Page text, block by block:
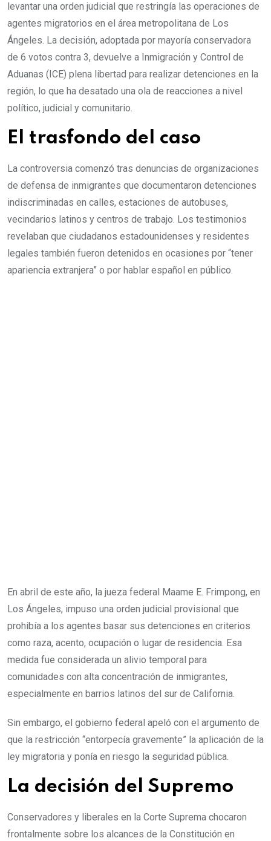
levantar una orden judicial que restringía las operaciones de
agentes migratorios en el área metropolitana de Los
Ángeles. La decisión, adoptada por mayoría conservadora
de 6 votos contra 3, devuelve a Inmigración y Control de
Aduanas (ICE) plena libertad para realizar detenciones en la
región, lo que ha desatado una ola de reacciones a nivel
político, judicial y comunitario.
El trasfondo del caso
La controversia comenzó tras denuncias de organizaciones
de defensa de inmigrantes que documentaron detenciones
indiscriminadas en calles, estaciones de autobuses,
vecindarios latinos y centros de trabajo. Los testimonios
revelaban que ciudadanos estadounidenses y residentes
legales también fueron detenidos en ocasiones por “tener
apariencia extranjera” o por hablar español en público.
En abril de este año, la jueza federal Maame E. Frimpong, en
Los Ángeles, impuso una orden judicial provisional que
prohibía a los agentes basar sus detenciones en criterios
como raza, acento, ocupación o lugar de residencia. Esa
medida fue considerada un alivio temporal para
comunidades con alta concentración de inmigrantes,
especialmente en barrios latinos del sur de California.
Sin embargo, el gobierno federal apeló con el argumento de
que la restricción “entorpecía gravemente” la aplicación de la
ley migratoria y ponía en riesgo la seguridad pública.
La decisión del Supremo
Conservadores y liberales en la Corte Suprema chocaron
frontalmente sobre los alcances de la Constitución en